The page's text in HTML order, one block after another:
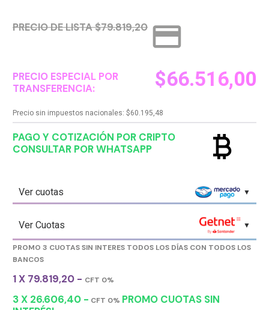
PRECIO DE LISTA $79.819,20 credit_card
PRECIO ESPECIAL POR
TRANSFERENCIA:
$66.516,00
Precio sin impuestos nacionales: $60.195,48
PAGO Y COTIZACIÓN POR CRIPTO
CONSULTAR POR WHATSAPP
currency_bitcoin
Ver cuotas
Ver Cuotas
PROMO 3 CUOTAS SIN INTERES TODOS LOS DÍAS CON TODOS LOS
BANCOS
1 X 79.819,20 - CFT 0%
3 X 26.606,40 - CFT 0% PROMO CUOTAS SIN